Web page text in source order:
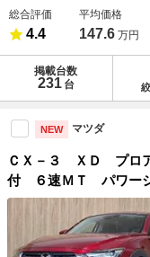
総合評価
4.4
平均価格
147.6 万円
掲載台数
231 台
NEW マツダ
ＣＸ－３ ＸＤ プロ
付 ６速ＭＴ パワー
ラ 禁煙車 ＬＥＤヘ
ルーズコントロール
ｔｏｏｔｈ